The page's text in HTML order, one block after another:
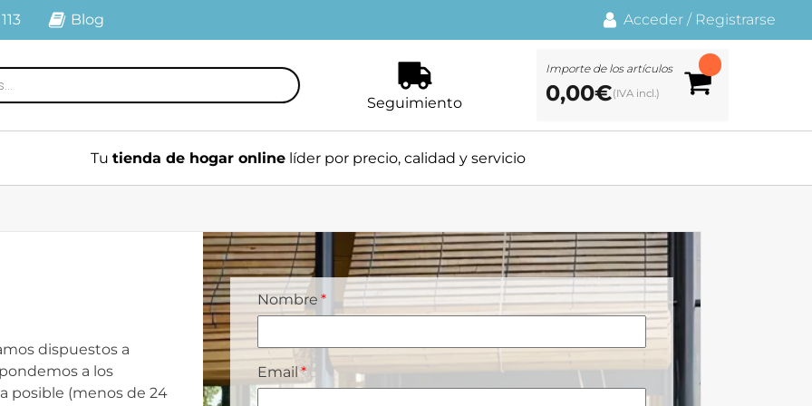
Blog Acceder / Registrarse
Seguimiento
Importe de los artículos
0,00€
Tu tienda de hogar onlinelíder por precio, calidad y servicio
dispuestos a
a los
posible (menos de 24
Nombre
Email